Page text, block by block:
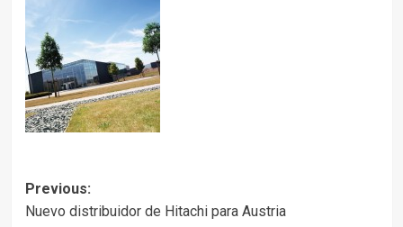
Post
Previous:
Nuevo distribuidor de Hitachi para Austria